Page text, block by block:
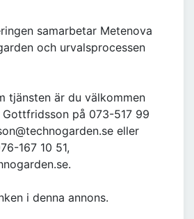
samarbetar Metenova
och urvalsprocessen
tjänsten är du välkommen
på 073-517 99
eller
167 10 51,
i denna annons.